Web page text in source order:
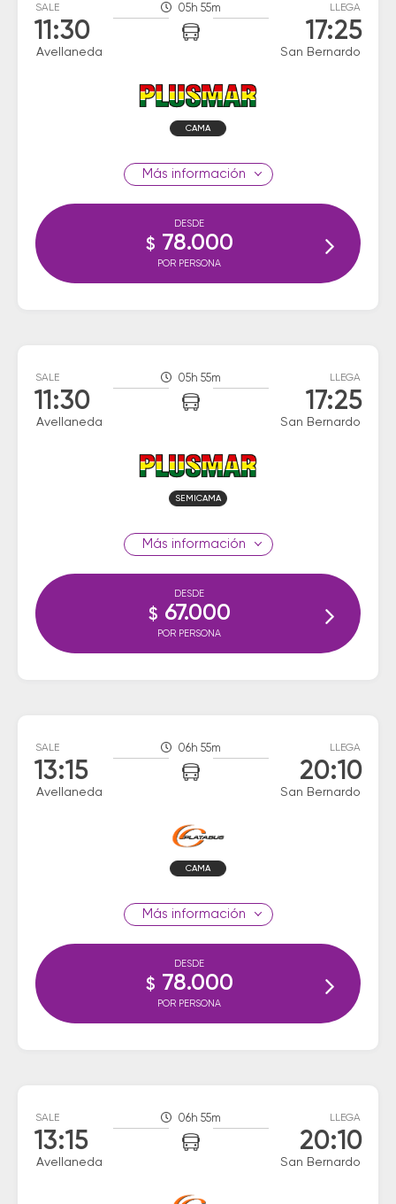
SALE
11:30
Avellaneda
05h 55m LLEGA
17:25
San Bernardo
CAMA
información
DESDE
$ 78.000
POR PERSONA
SALE
11:30
Avellaneda
05h 55m LLEGA
17:25
San Bernardo
SEMICAMA
información
DESDE
$ 67.000
POR PERSONA
SALE
13:15
Avellaneda
06h 55m LLEGA
20:10
San Bernardo
CAMA
información
DESDE
$ 78.000
POR PERSONA
SALE
13:15
Avellaneda
06h 55m LLEGA
20:10
San Bernardo